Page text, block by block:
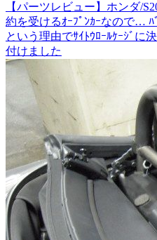
【パーツレビュー】ホンダ/
約を受けるｵｰﾌﾟﾝｶｰなので… ﾊ
という理由でｻｲﾄｳﾛｰﾙｹｰｼﾞに
付けました